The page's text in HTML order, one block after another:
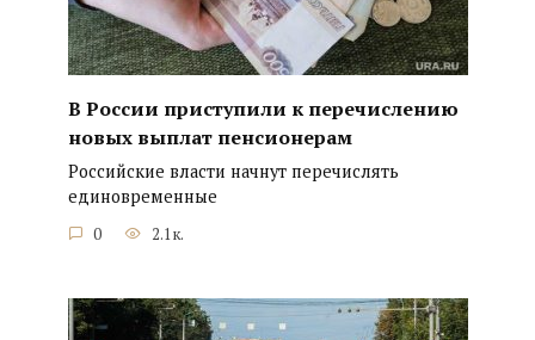
В России приступили к перечислению
новых выплат пенсионерам
Российские власти начнут перечислять
единовременные
0 2.1к.